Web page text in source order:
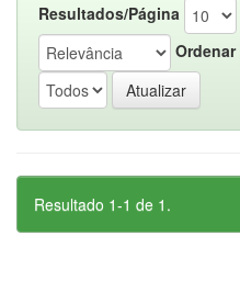
Resultados/Página
Ordenar
Resultado 1-1 de 1.